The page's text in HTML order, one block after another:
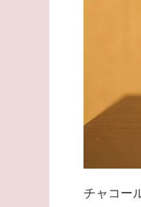
チャコー